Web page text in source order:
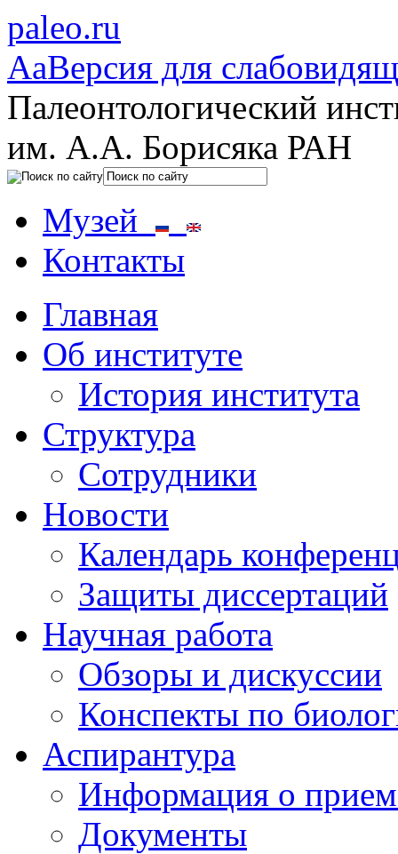
paleo.ru
AaВерсия для
Палеонтологический
им. А.А. Борисяка РАН
Музей
Контакты
Главная
Об институте
История института
Структура
Сотрудники
Новости
Календарь
Защиты диссертаций
Научная работа
Обзоры и дискуссии
Конспекты по
Аспирантура
Информация о
Документы